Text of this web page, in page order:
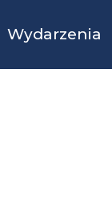
Wydarzenia